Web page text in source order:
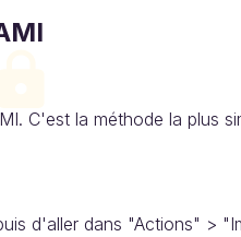
C'est la méthode la plus
d'aller dans "Actions" >